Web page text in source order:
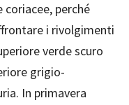
perché
i rivolgimenti
verde scuro
grigio-
In primavera